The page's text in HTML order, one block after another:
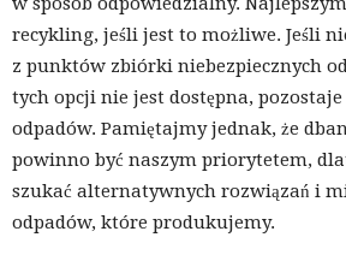
recykling, jeśli jest to możliwe. Jeśli
z punktów zbiórki niebezpiecznych
tych opcji nie jest dostępna,
odpadów. Pamiętajmy jednak, że
powinno być naszym priorytetem,
szukać alternatywnych rozwiązań i
odpadów, które produkujemy.